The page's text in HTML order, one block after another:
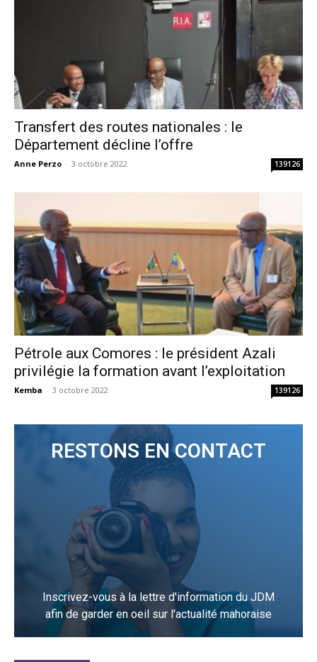
Transfert des routes nationales : le
Département décline l’offre
Anne Perzo - 3 octobre 2022 139126
Pétrole aux Comores : le président Azali
privilégie la formation avant l’exploitation
Kemba - 3 octobre 2022 139126
RESTONS EN CONTACT
Inscrivez-vous à la lettre d'information du JDM
afin de garder en oeil sur l'actualité mahoraise